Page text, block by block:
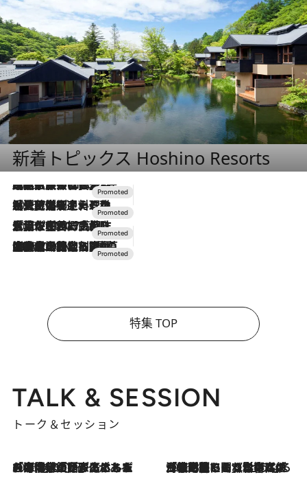
新着トピックス Hoshino Resorts
2026.7.31
【ホテル帰省】という選択肢をOMOが提案。家族とほどよい距離を保つには「昼は実家、夜は気兼ねなくホテルで！」
2026.7.24
【夏限定ディナーコース】旬を迎える稚鮎や花ズッキーニなどをイタリア・トスカーナの郷土料理の手法で満喫！
2026.7.17
「土佐和ハーブかき氷」がOMO7高知に登場！生姜、山椒、大葉など目にも舌にも涼を呼ぶ郷土の味
2026.7.10
NEW OPEN！【界 草津】名湯の地に誕生。趣の異なる2種の温泉と上州ならではの会席・蕎麦割烹など美食を味わう究極の癒やし旅
特集 TOP
TALK & SESSION
トーク＆セッション
2026.8.3
「今後値上げがあるとすれば…」「リスクがあるのは今年の冬」エネルギー専門家が語る、ホルムズ海峡封鎖が家庭にもたらす“ある心配” 2026.8.3
「住宅建てられない…」「サーチャージ料の高値が続いている」ホルムズ海峡封鎖による影響はいつまで続く？《エネルギー専門家に聞く“どうなる日本の暮らし”》